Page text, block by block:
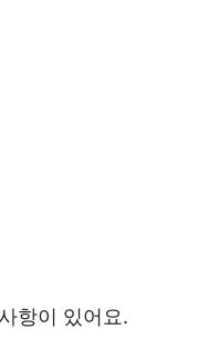
항이 있어요.